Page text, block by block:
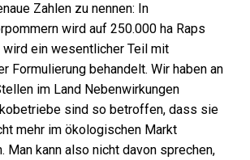
Zahlen zu nennen: In
wird auf 250.000 ha Raps
wird ein wesentlicher Teil mit
Formulierung behandelt. Wir haben an
im Land Nebenwirkungen
sind so betroffen, dass sie
mehr im ökologischen Markt
Man kann also nicht davon sprechen,